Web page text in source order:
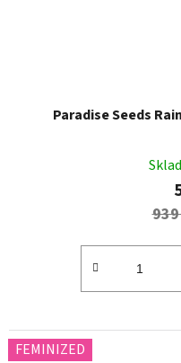
Paradise Seeds
FEMINIZED